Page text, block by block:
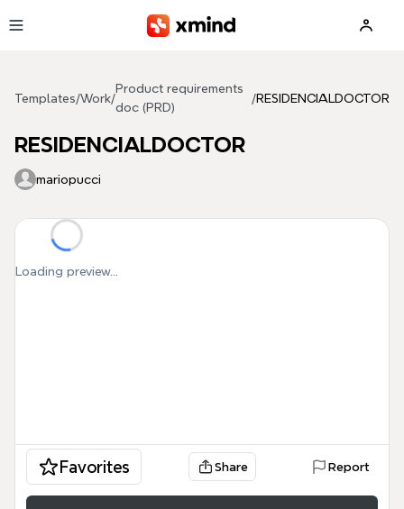
Templates/Work/
Product requirements
doc (PRD)
/RESIDENCIALDOCTOR
RESIDENCIALDOCTOR
mariopucci
Loading preview...
Favorites Share Report